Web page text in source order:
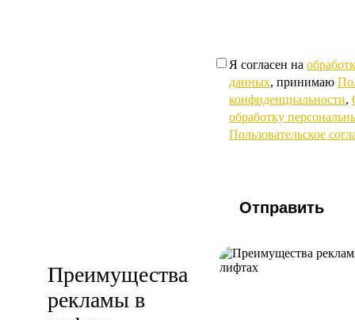
Я согласен на
данных, принимаю
конфиденциальности,
обработку
Пользовательское
Отправить
Преимущества
рекламы в